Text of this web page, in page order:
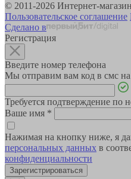
© 2011-2026 Интернет-
Пользовательское соглашение
Сделано в
Регистрация
Введите номер телефона
Мы отправим вам код в смс
Требуется подтверждение по
Ваше имя *
Нажимая на кнопку ниже, я
персональных данных в
конфиденциальности
Зарегистрироваться